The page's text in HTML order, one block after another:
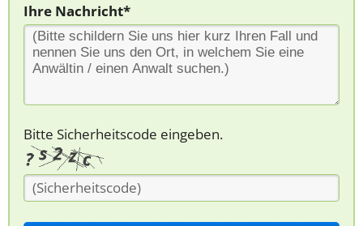
Ihre Nachricht*
Bitte Sicherheitscode eingeben.